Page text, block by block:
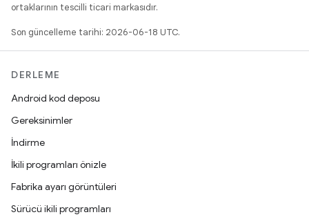
ortaklarının tescilli ticari markasıdır.
Son güncelleme tarihi: 2026-06-18 UTC.
DERLEME
Android kod deposu
Gereksinimler
İndirme
İkili programları önizle
Fabrika ayarı görüntüleri
Sürücü ikili programları